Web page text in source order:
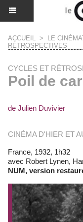
ACCUEIL > LE
RÉTROSPECTIVES
CYCLES ET
Poil de
de Julien Duvivier
CINÉMA D'HIER ET
France, 1932, 1h32
avec Robert Lynen,
NUM, version